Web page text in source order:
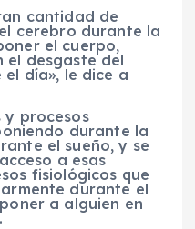
cantidad de
cerebro durante la
el cuerpo,
desgaste del
día», le dice a
y procesos
durante la
el sueño, y se
a esas
fisiológicos que
durante el
a alguien en